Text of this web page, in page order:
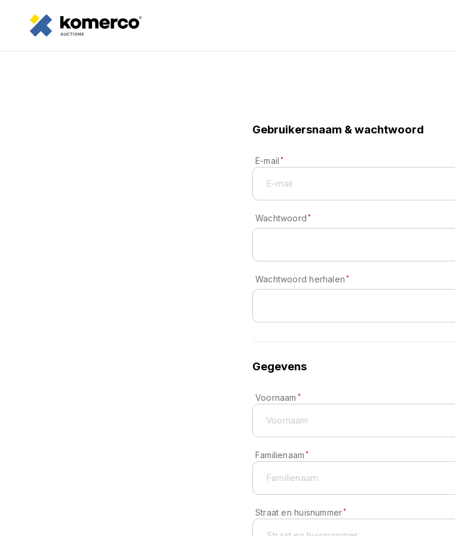
Gebruikersnaam & wachtwoord
E-mail *
Wachtwoord *
Wachtwoord herhalen *
Gegevens
Voornaam *
Familienaam *
Straat en huisnummer *